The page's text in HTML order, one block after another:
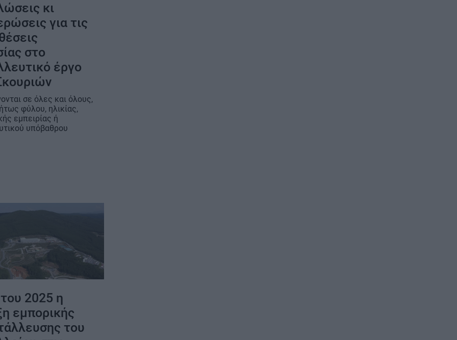
κι
για τις
στο
έργο
σε όλες και όλους,
φύλου, ηλικίας,
εμπειρίας ή
υπόβαθρου
2025 η
εμπορικής
του